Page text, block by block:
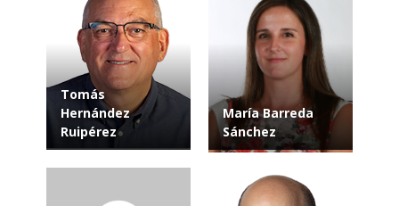
Tomás
Hernández
Ruipérez
María Barreda
Sánchez